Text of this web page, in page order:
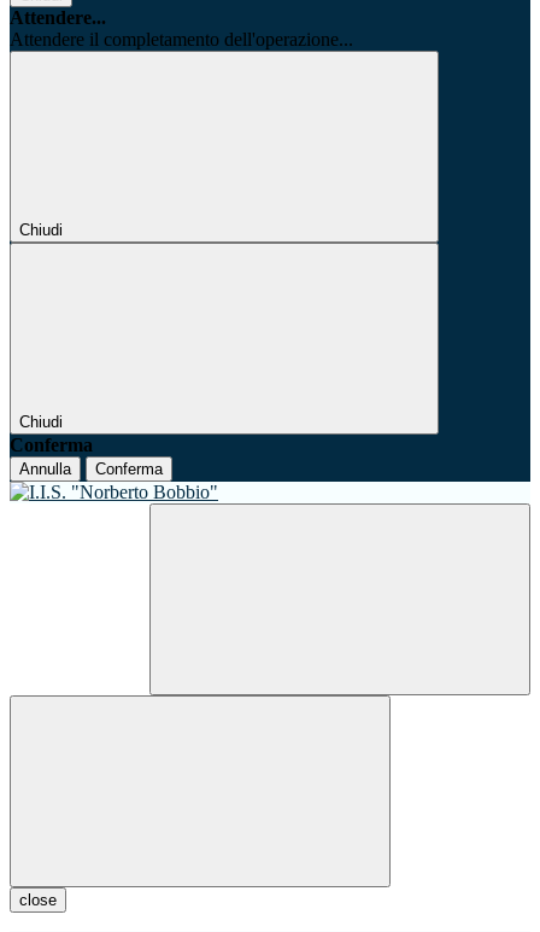
Attendere...
Attendere il completamento dell'operazione...
Chiudi
Chiudi
Conferma
Annulla Conferma
close